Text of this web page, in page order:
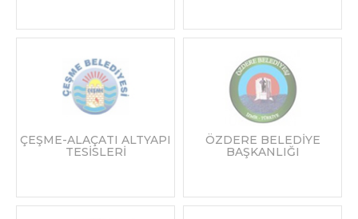
ÇEŞME-ALAÇATI ALTYAPI
TESİSLERİ
ÖZDERE BELEDİYE
BAŞKANLIĞI